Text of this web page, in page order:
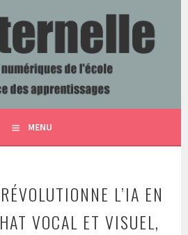
DE L'ÉCOLE AU SERVICE DES
MENU
L’IA EN
VOCAL ET VISUEL,